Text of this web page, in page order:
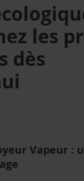
les
dès
Vapeur :